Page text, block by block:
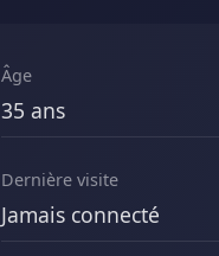
Âge
35 ans
Dernière visite
Jamais connecté